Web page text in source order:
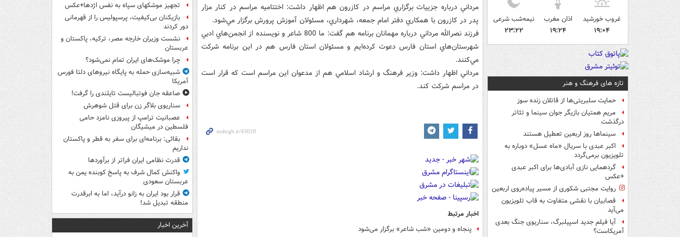
غروب خورشید
۱۹:۰۴
اذان مغرب
۱۹:۲۴
نیمه‌شب شرعی
۲۳:۲۲
تازه های فرهنگ و هنر
حمایت سلبریتی‌ها از قاتلان زنده سوز
مریم همتیان بازیگر جوان سینما و تئاتر
درگذشت
سینماها روز اربعین تعطیل هستند
اکبر عبدی با سریال «ماه عسل» دوباره به
تلویزیون برمی‌گردد
گردهمایی نازی آبادی‌ها برای اکبر عبدی
+عکس
روایت مجتبی شکوری از مسیر پیاده‌روی اربعین
قصابیان با نقشی متفاوت به قاب تلویزیون
می‌آید
آیا فیلم جدید اسپیلبرگ، سناریوی جنگ بعدی
آمریکاست؟
مرداني درباره جزييات برگزاري مراسم در کازرون هم اظهار داشت: اختتاميه مراسم در کنار مزار
پدر در کازرون با همکاري دفتر امام جمعه، شهرداري، مسئولان آموزش پرورش برگزار مي‌شود.
فرزند نصرالله مرداني درباره مهمانان برنامه هم گفت: ما 800 شاعر و نويسنده از انجمن‌هاي ادبي
شهرستان‌هاي استان فارس دعوت کرده‌ايم و مسئولان استان فارس هم در اين برنامه شرکت
مي‌کنند.
مرداني اظهار داشت: وزير فرهنگ و ارشاد اسلامي هم از مدعوان اين مراسم است که قرار است
در مراسم شرکت کند.
اخبار مرتبط
پنجاه و دومین «شب شاعر» برگزار می‌شود
تجهیز موشکهای سپاه به نفس اژدها+عکس
بازیکنان بی‌کیفیت، پرسپولیس را از قهرمانی
دور کردند
نشست وزیران خارجه مصر، ترکیه، پاکستان و
عربستان
چرا موشک‌های ایران تمام نمی‌شود؟
شبیه‌سازی حمله به پایگاه نیروهای دلتا فورس
آمریکا
صاعقه جان فوتبالیست تایلندی را گرفت!
سناریوی بلاگر زن برای قتل شوهرش
عصبانیت ترامپ از پیروزی نامزد حامی
فلسطین در میشیگان
بقائی: برنامه‌ای برای سفر به قطر و پاکستان
نداریم
قدرت نظامی ایران فراتر از برآوردها
واکنش کمال شرف به پاسخ کوبنده یمن به
عربستان سعودی
قرار بود ایران به زانو درآید، اما به ابرقدرت
منطقه تبدیل شد!
آخرین اخبار